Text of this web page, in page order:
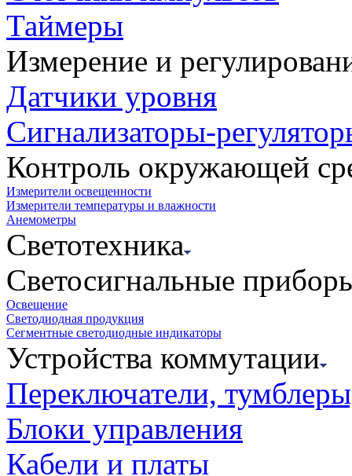
Таймеры
Измерение и
Датчики уровня
Сигнализаторы-
Контроль окружающей
Измерители освещенности
Измерители температуры и влажности
Анемометры
Светотехника
Светосигнальные
Освещение
Светодиодная продукция
Сегментные светодиодные индикаторы
Устройства коммутации
Переключатели,
Блоки управления
Кабели и платы